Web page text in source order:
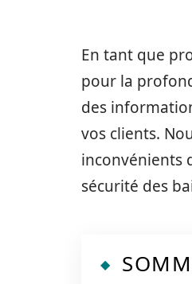
En tant que
pour la
des
vos clients.
inconvénients
sécurité des